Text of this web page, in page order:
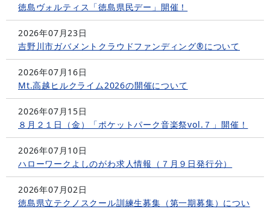
徳島ヴォルティス「徳島県民デー」開催！
2026年07月23日
吉野川市ガバメントクラウドファンディング®について
2026年07月16日
Mt.高越ヒルクライム2026の開催について
2026年07月15日
８月２１日（金）「ポケットパーク音楽祭vol.７」開催！
2026年07月10日
ハローワークよしのがわ求人情報（７月９日発行分）
2026年07月02日
徳島県立テクノスクール訓練生募集（第一期募集）につい